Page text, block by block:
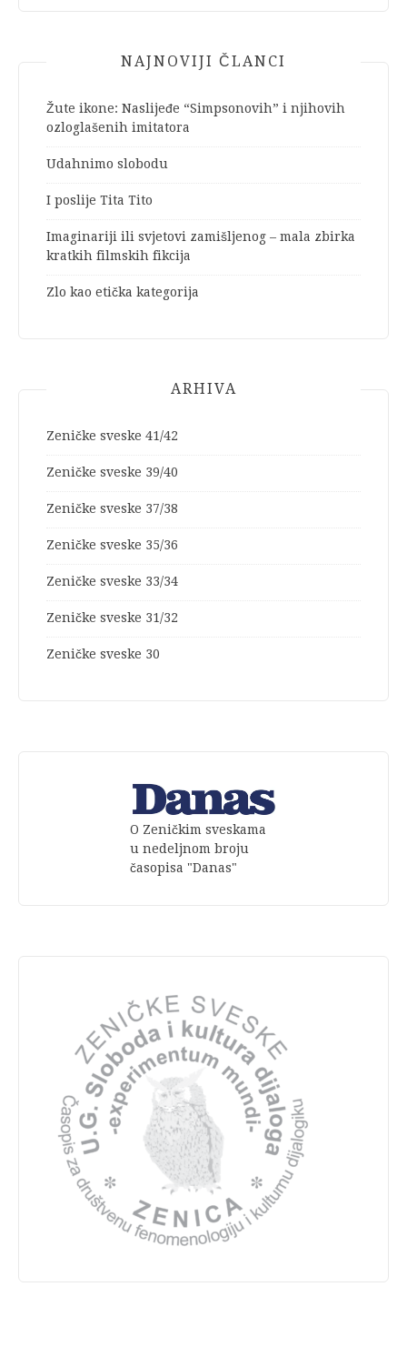
NAJNOVIJI ČLANCI
Žute ikone: Naslijeđe “Simpsonovih” i njihovih
ozloglašenih imitatora
Udahnimo slobodu
I poslije Tita Tito
Imaginariji ili svjetovi zamišljenog – mala zbirka
kratkih filmskih fikcija
Zlo kao etička kategorija
ARHIVA
Zeničke sveske 41/42
Zeničke sveske 39/40
Zeničke sveske 37/38
Zeničke sveske 35/36
Zeničke sveske 33/34
Zeničke sveske 31/32
Zeničke sveske 30
O Zeničkim sveskama
u nedeljnom broju
časopisa "Danas"